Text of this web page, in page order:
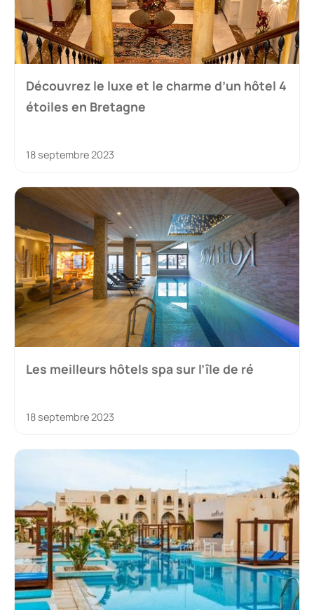
Découvrez le luxe et le charme d’un hôtel 4
étoiles en Bretagne
18 septembre 2023
Les meilleurs hôtels spa sur l’île de ré
18 septembre 2023